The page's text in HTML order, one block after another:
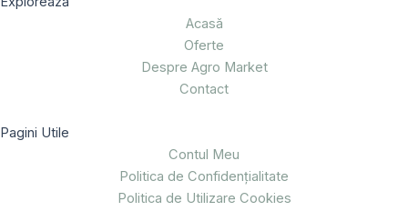
Acasă
Oferte
Despre Agro Market
Contact
Pagini Utile
Contul Meu
Politica de Confidențialitate
Politica de Utilizare Cookies